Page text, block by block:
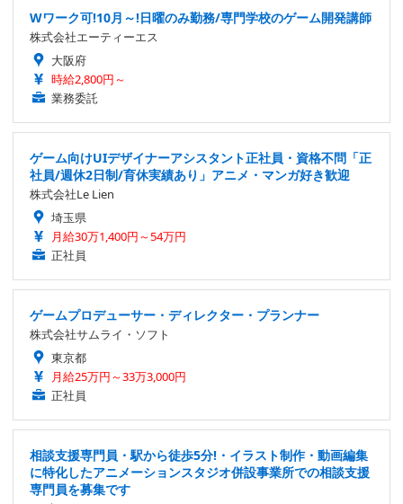
Wワーク可!10月～!日曜のみ勤務/専門学校のゲーム開発講師
株式会社エーティーエス
大阪府
時給2,800円～
業務委託
ゲーム向けUIデザイナーアシスタント正社員・資格不問「正
社員/週休2日制/育休実績あり」アニメ・マンガ好き歓迎
株式会社Le Lien
埼玉県
月給30万1,400円～54万円
正社員
ゲームプロデューサー・ディレクター・プランナー
株式会社サムライ・ソフト
東京都
月給25万円～33万3,000円
正社員
相談支援専門員・駅から徒歩5分!・イラスト制作・動画編集
に特化したアニメーションスタジオ併設事業所での相談支援
専門員を募集です